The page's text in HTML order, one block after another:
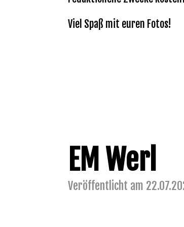
Viel Spaß mit euren Fotos!
EM Werl
Veröffentlicht am